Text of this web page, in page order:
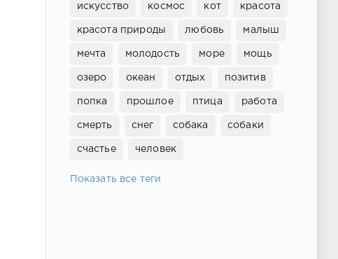
искусство космос кот красота
красота природы любовь малыш
мечта молодость море мощь
озеро океан отдых позитив
попка прошлое птица работа
смерть снег собака собаки
счастье человек
Показать все теги